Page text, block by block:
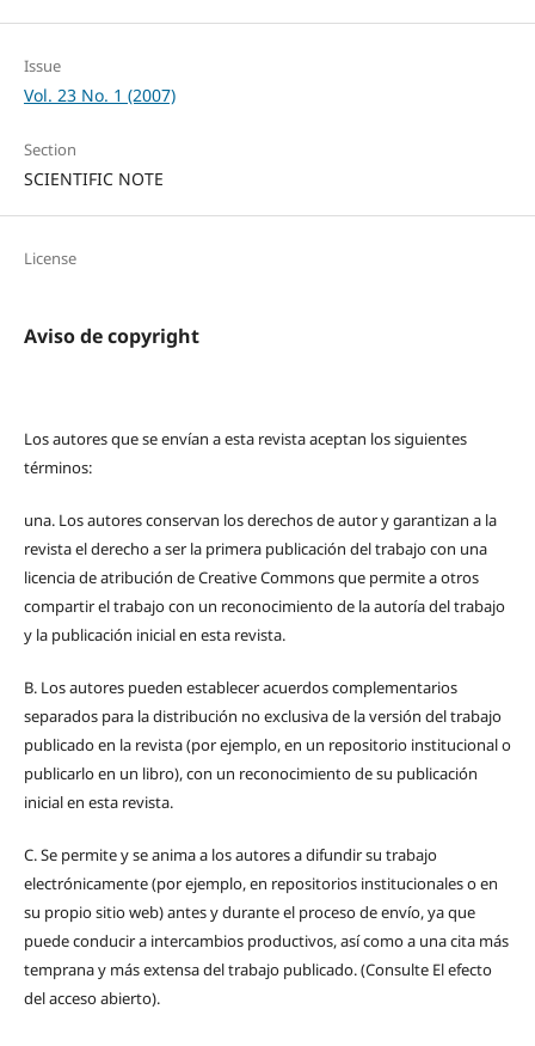
Issue
Vol. 23 No. 1 (2007)
Section
SCIENTIFIC NOTE
License
Aviso de copyright
Los autores que se envían a esta revista aceptan los siguientes
términos:
una. Los autores conservan los derechos de autor y garantizan a la
revista el derecho a ser la primera publicación del trabajo con una
licencia de atribución de Creative Commons que permite a otros
compartir el trabajo con un reconocimiento de la autoría del trabajo
y la publicación inicial en esta revista.
B. Los autores pueden establecer acuerdos complementarios
separados para la distribución no exclusiva de la versión del trabajo
publicado en la revista (por ejemplo, en un repositorio institucional o
publicarlo en un libro), con un reconocimiento de su publicación
inicial en esta revista.
C.Se permite y se anima a los autores a difundir su trabajo
electrónicamente (por ejemplo, en repositorios institucionales o en
su propio sitio web) antes y durante el proceso de envío, ya que
puede conducir a intercambios productivos, así como a una cita más
temprana y más extensa del trabajo publicado. (Consulte El efecto
del acceso abierto).